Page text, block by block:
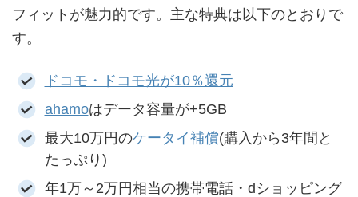
フィットが魅力的です。主な特典は以下のとおりで
す。
ドコモ・ドコモ光が10％還元
ahamoはデータ容量が+5GB
最大10万円のケータイ補償(購入から3年間と
たっぷり)
年1万～2万円相当の携帯電話・dショッピング